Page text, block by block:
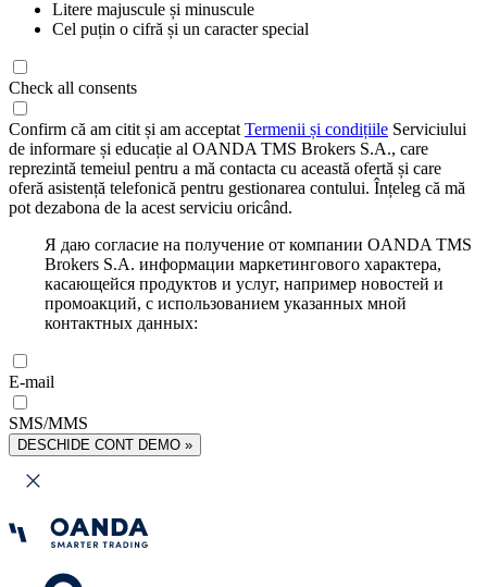
Litere majuscule și minuscule
Cel puțin o cifră și un caracter special
Check all consents
Confirm că am citit și am acceptat Termenii și condițiile Serviciului
de informare și educație al OANDA TMS Brokers S.A., care
reprezintă temeiul pentru a mă contacta cu această ofertă și care
oferă asistență telefonică pentru gestionarea contului. Înțeleg că mă
pot dezabona de la acest serviciu oricând.
Я даю согласие на получение от компании OANDA TMS
Brokers S.A. информации маркетингового характера,
касающейся продуктов и услуг, например новостей и
промоакций, с использованием указанных мной
контактных данных:
E-mail
SMS/MMS
DESCHIDE CONT DEMO »